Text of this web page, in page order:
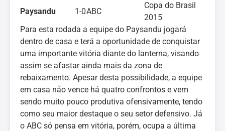
Paysandu
1-0ABC
Copa do Brasil
2015
Para esta rodada a equipe do Paysandu jogará
dentro de casa e terá a oportunidade de conquistar
uma importante vitória diante do lanterna, visando
assim se afastar ainda mais da zona de
rebaixamento. Apesar desta possibilidade, a equipe
em casa não vence há quatro confrontos e vem
sendo muito pouco produtiva ofensivamente, tendo
como seu maior destaque o seu setor defensivo. Já
o ABC só pensa em vitória, porém, ocupa a última